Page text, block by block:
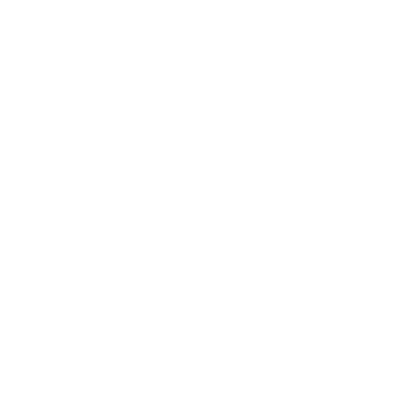
de la solution à deux Etats